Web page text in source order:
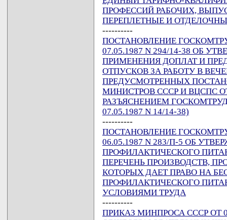
ПРОФЕССИЙ РАБОЧИХ,
ПЕРЕПЛЕТНЫЕ И
----------
ПОСТАНОВЛЕНИЕ
07.05.1987 N 294/14-38 ОБ
ПРИМЕНЕНИЯ ДОПЛАТ И
ОТПУСКОВ ЗА РАБОТУ В
ПРЕДУСМОТРЕННЫХ
МИНИСТРОВ СССР И ВЦСПС ОТ
РАЗЪЯСНЕНИЕМ
07.05.1987 N 14/14-38)
----------
ПОСТАНОВЛЕНИЕ
06.05.1987 N 283/П-5 ОБ
ПРОФИЛАКТИЧЕСКОГО
ПЕРЕЧЕНЬ ПРОИЗВОДСТВ,
КОТОРЫХ ДАЕТ ПРАВО НА
ПРОФИЛАКТИЧЕСКОГО
УСЛОВИЯМИ ТРУДА
----------
ПРИКАЗ МИНПРОСА СССР ОТ